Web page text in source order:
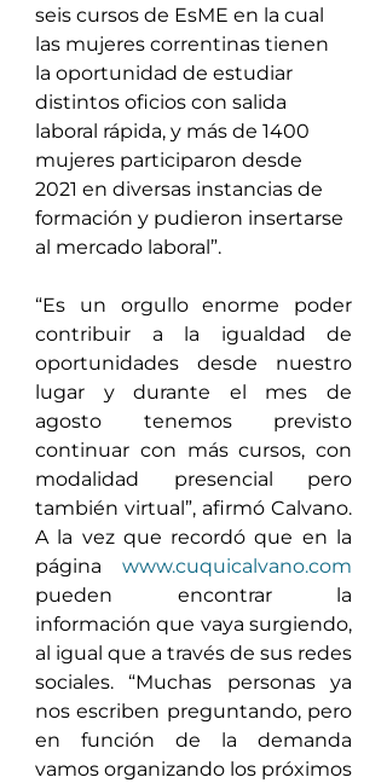
seis cursos de EsME en la cual
las mujeres correntinas tienen
la oportunidad de estudiar
distintos oficios con salida
laboral rápida, y más de 1400
mujeres participaron desde
2021 en diversas instancias de
formación y pudieron insertarse
al mercado laboral”.
“Es un orgullo enorme poder
contribuir a la igualdad de
oportunidades desde nuestro
lugar y durante el mes de
agosto tenemos previsto
continuar con más cursos, con
modalidad presencial pero
también virtual”, afirmó Calvano.
A la vez que recordó que en la
página www.cuquicalvano.com
pueden encontrar la
información que vaya surgiendo,
al igual que a través de sus redes
sociales. “Muchas personas ya
nos escriben preguntando, pero
en función de la demanda
vamos organizando los próximos